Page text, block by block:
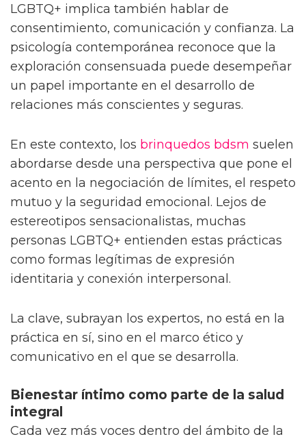
LGBTQ+ implica también hablar de
consentimiento, comunicación y confianza. La
psicología contemporánea reconoce que la
exploración consensuada puede desempeñar
un papel importante en el desarrollo de
relaciones más conscientes y seguras.
En este contexto, los brinquedos bdsm suelen
abordarse desde una perspectiva que pone el
acento en la negociación de límites, el respeto
mutuo y la seguridad emocional. Lejos de
estereotipos sensacionalistas, muchas
personas LGBTQ+ entienden estas prácticas
como formas legítimas de expresión
identitaria y conexión interpersonal.
La clave, subrayan los expertos, no está en la
práctica en sí, sino en el marco ético y
comunicativo en el que se desarrolla.
Bienestar íntimo como parte de la salud
integral
Cada vez más voces dentro del ámbito de la